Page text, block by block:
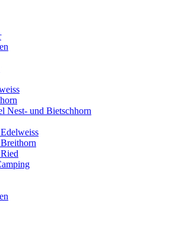
Nest- und Bietschhorn